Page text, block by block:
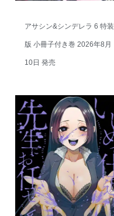
アサシン&シンデレラ 6 特装
版 小冊子付き巻 2026年8月
10日 発売